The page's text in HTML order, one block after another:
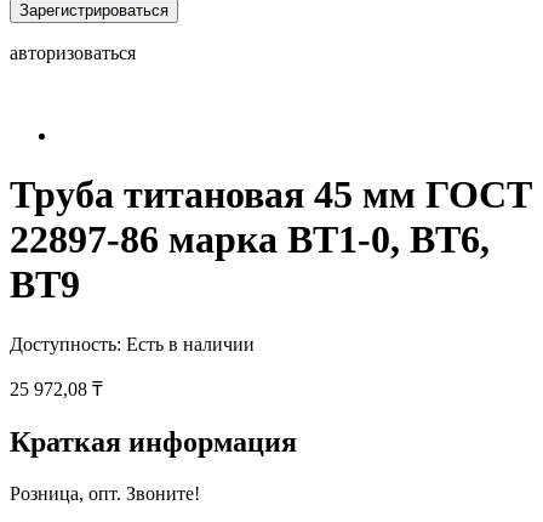
Зарегистрироваться
авторизоваться
Труба титановая 45 мм ГОСТ
22897-86 марка ВТ1-0, ВТ6,
ВТ9
Доступность: Есть в наличии
25 972,08 ₸
Краткая информация
Розница, опт. Звоните!